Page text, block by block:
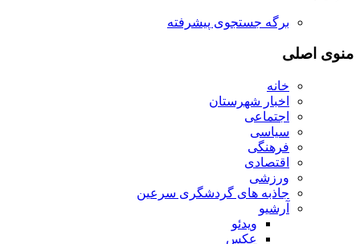
برگه جستجوی پیشرفته
منوی اصلی
خانه
اخبار شهرستان
اجتماعی
سیاسی
فرهنگی
اقتصادی
ورزشی
جاذبه های گردشگری سرعین
آرشیو
ویدئو
عکس